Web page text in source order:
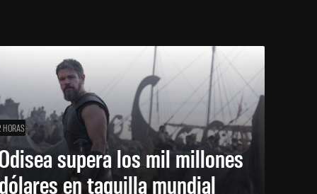
HORAS
supera los mil millones
en taquilla mundial